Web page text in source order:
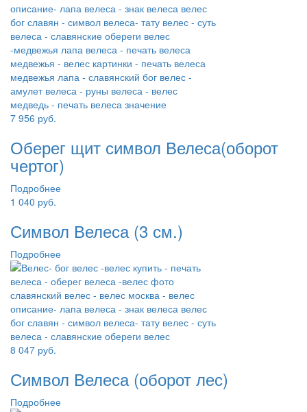
7 956 руб.
Оберег щит символ Велеса(оборот
чертог)
Подробнее
1 040 руб.
Символ Велеса (3 см.)
Подробнее
8 047 руб.
Символ Велеса (оборот лес)
Подробнее